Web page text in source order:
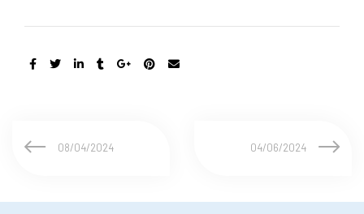
08/04/2024 04/06/2024